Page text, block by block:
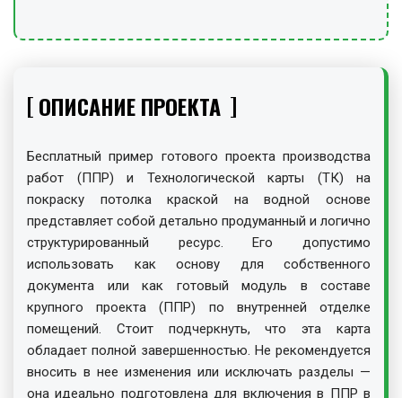
ОПИСАНИЕ ПРОЕКТА
Бесплатный пример готового проекта производства
работ (ППР) и Технологической карты (ТК) на
покраску потолка краской на водной основе
представляет собой детально продуманный и логично
структурированный ресурс. Его допустимо
использовать как основу для собственного
документа или как готовый модуль в составе
крупного проекта (ППР) по внутренней отделке
помещений. Стоит подчеркнуть, что эта карта
обладает полной завершенностью. Не рекомендуется
вносить в нее изменения или исключать разделы —
она идеально подготовлена для включения в ППР в